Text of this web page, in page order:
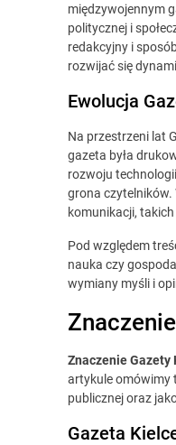
międzywojennym
politycznej i
redakcyjny i
rozwijać się
Ewolucja
Na przestrzeni lat
gazeta była
rozwoju
grona czytelników.
komunikacji,
Pod względem
nauka czy
wymiany myśli i
Znaczenie Gazety
artykule omówimy
publicznej oraz
Gazeta